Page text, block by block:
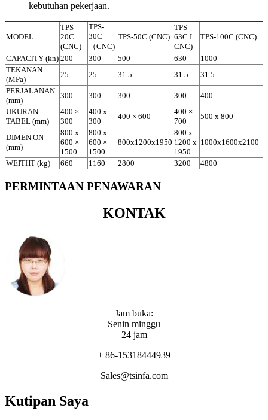
kebutuhan pekerjaan.
MODEL
TPS-
20C
(CNC)
TPS-
30C
（CNC)
TPS-50C (CNC)
TPS-
63C I
CNC)
TPS-100C (CNC)
CAPAClTY (kn) 200 300 500 630
1000
TEKANAN
(MPa)
25 25 31.5 31.5
31.5
PERJALANAN
(mm)
300 300 300 300
400
UKURAN
TABEL (mm)
400 ×
300
400 x
300
400 × 600
400 ×
700
500 x 800
DIMEN ON
(mm)
800 x
600 ×
1500
800 x
600 ×
1500
800x1200x1950
800 x
1200 x
1950
1000x1600x2100
WEITHT (kg) 660 1160 2800 3200 4800
PERMINTAAN PENAWARAN
KONTAK
Jam buka:
Senin minggu
24 jam
+ 86-15318444939
Sales@tsinfa.com
Kutipan Saya